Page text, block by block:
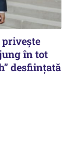
în tot
desființată